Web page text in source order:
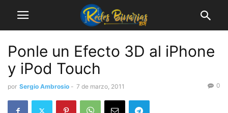
Ponle un Efecto 3D al iPhone
y iPod Touch
por Sergio Ambrosio - 7 de marzo, 2011 0